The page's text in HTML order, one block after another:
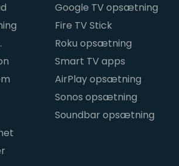
Google TV opsætning
Fire TV Stick
Roku opsætning
Smart TV apps
AirPlay opsætning
Sonos opsætning
Soundbar opsætning